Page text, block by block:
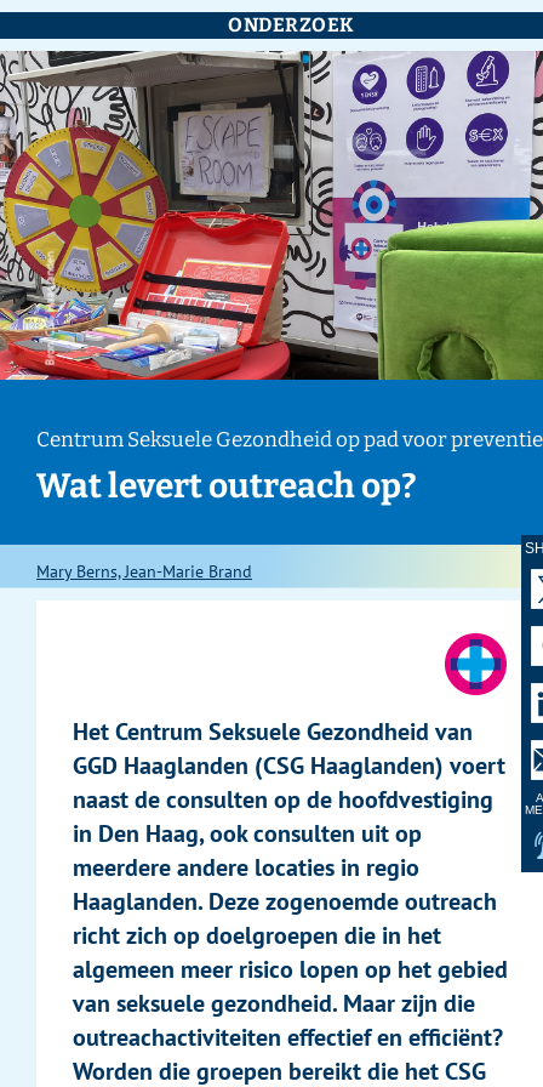
ONDERZOEK
Bron: CSG Haaglanden
Centrum Seksuele Gezondheid op pad voor preventie
Wat levert outreach op?
Mary Berns, Jean-Marie Brand
Het Centrum Seksuele Gezondheid van
GGD Haaglanden (CSG Haaglanden) voert
naast de consulten op de hoofdvestiging
in Den Haag, ook consulten uit op
meerdere andere locaties in regio
Haaglanden. Deze zogenoemde outreach
richt zich op doelgroepen die in het
algemeen meer risico lopen op het gebied
van seksuele gezondheid. Maar zijn die
outreachactiviteiten effectief en efficiënt?
Worden die groepen bereikt die het CSG